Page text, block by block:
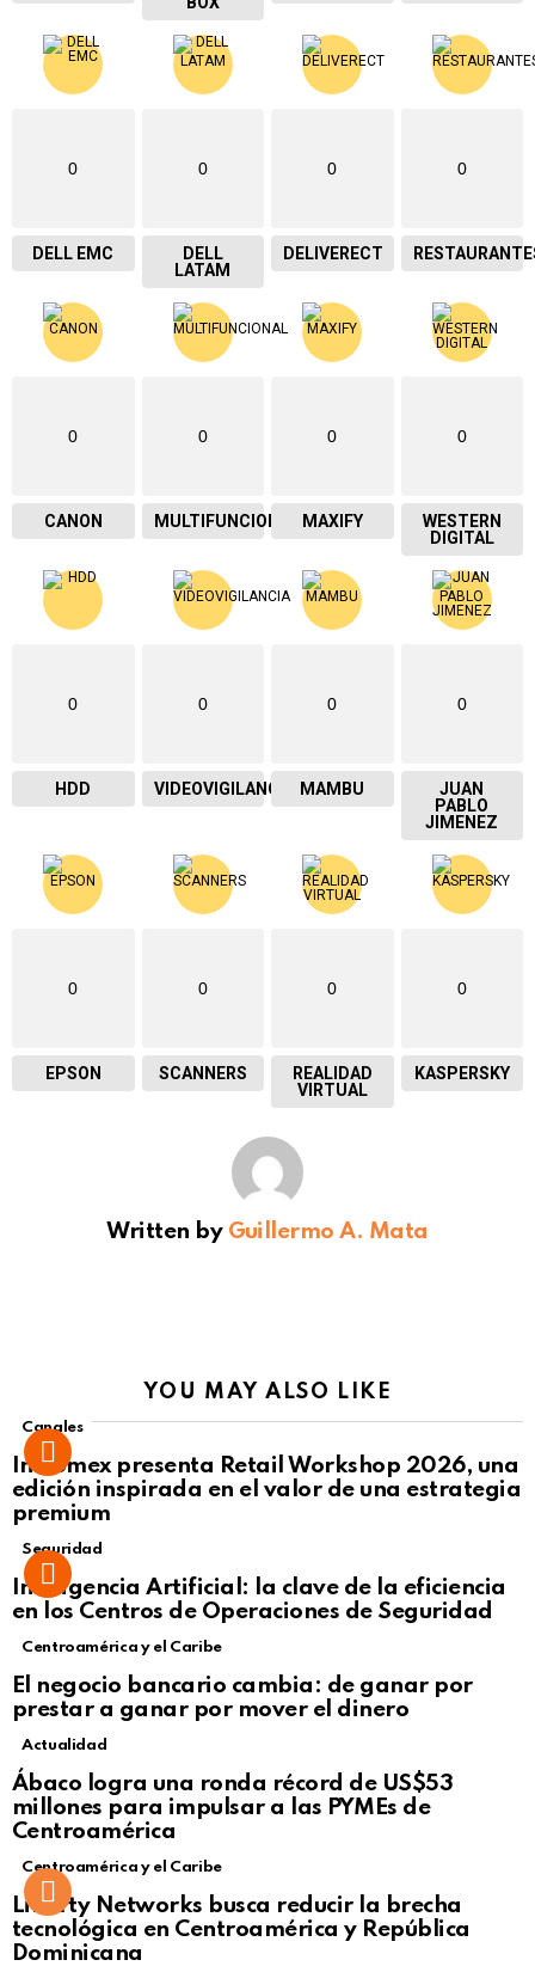
0
DELL EMC
0
DELL
LATAM
0
DELIVERECT
0
0
CANON
0
MULTIFUNCIONAL
0
MAXIFY
0
WESTERN
DIGITAL
0
HDD
0
VIDEOVIGILANCIA
0
MAMBU
0
JUAN
PABLO
JIMENEZ
0
EPSON
0
SCANNERS
0
REALIDAD
VIRTUAL
0
KASPERSKY
Written by Guillermo A. Mata
YOU MAY ALSO LIKE
Canales
Intcomex presenta Retail Workshop 2026, una
edición inspirada en el valor de una estrategia
premium
Seguridad
Inteligencia Artificial: la clave de la eficiencia
en los Centros de Operaciones de Seguridad
Centroamérica y el Caribe
El negocio bancario cambia: de ganar por
prestar a ganar por mover el dinero
Not Safe For Work
Click to view this post
Actualidad
Ábaco logra una ronda récord de US$53
millones para impulsar a las PYMEs de
Centroamérica
Centroamérica y el Caribe
Liberty Networks busca reducir la brecha
tecnológica en Centroamérica y República
Dominicana